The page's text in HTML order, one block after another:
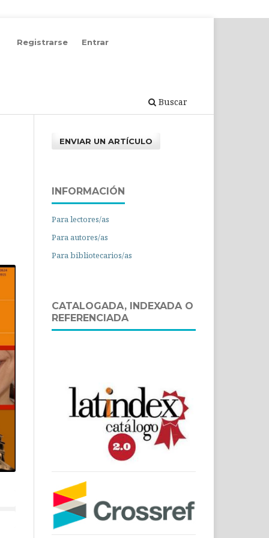
Buscar
Registrarse Entrar
ENVIAR UN ARTÍCULO
INFORMACIÓN
Para lectores/as
Para autores/as
Para bibliotecarios/as
CATALOGADA, INDEXADA O
REFERENCIADA